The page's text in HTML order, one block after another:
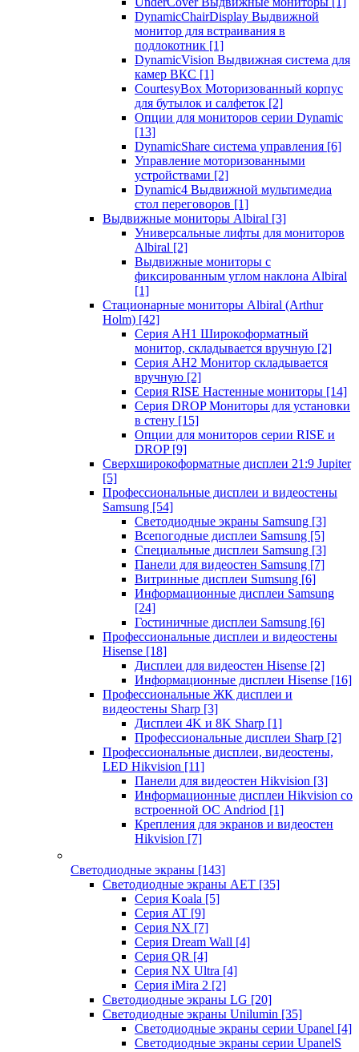
DynamicChairDisplay Выдвижной
монитор для встраивания в
подлокотник [1]
DynamicVision Выдвижная система для
камер ВКС [1]
CourtesyBox Моторизованный корпус
для бутылок и салфеток [2]
Опции для мониторов серии Dynamic
[13]
DynamicShare система управления [6]
Управление моторизованными
устройствами [2]
Dynamic4 Выдвижной мультимедиа
стол переговоров [1]
Выдвижные мониторы Albiral [3]
Универсальные лифты для мониторов
Albiral [2]
Выдвижные мониторы с
фиксированным углом наклона Albiral
[1]
Стационарные мониторы Albiral (Arthur
Holm) [42]
Серия AH1 Широкоформатный
монитор, складывается вручную [2]
Серия AH2 Монитор складывается
вручную [2]
Серия RISE Настенные мониторы [14]
Серия DROP Мониторы для установки
в стену [15]
Опции для мониторов серии RISE и
DROP [9]
Сверхширокоформатные дисплеи 21:9 Jupiter
[5]
Профессиональные дисплеи и видеостены
Samsung [54]
Светодиодные экраны Samsung [3]
Всепогодные дисплеи Samsung [5]
Специальные дисплеи Samsung [3]
Панели для видеостен Samsung [7]
Витринные дисплеи Sumsung [6]
Информационные дисплеи Samsung
[24]
Гостиничные дисплеи Samsung [6]
Профессиональные дисплеи и видеостены
Hisense [18]
Дисплеи для видеостен Hisense [2]
Информационные дисплеи Hisense [16]
Профессиональные ЖК дисплеи и
видеостены Sharp [3]
Дисплеи 4K и 8K Sharp [1]
Профессиональные дисплеи Sharp [2]
Профессиональные дисплеи, видеостены,
LED Hikvision [11]
Панели для видеостен Hikvision [3]
Информационные дисплеи Hikvision со
встроенной ОС Andriod [1]
Крепления для экранов и видеостен
Hikvision [7]
Светодиодные экраны [143]
Светодиодные экраны AET [35]
Cерия Koala [5]
Серия AT [9]
Серия NX [7]
Серия Dream Wall [4]
Серия QR [4]
Серия NX Ultra [4]
Серия iMira 2 [2]
Светодиодные экраны LG [20]
Светодиодные экраны Unilumin [35]
Светодиодные экраны серии Upanel [4]
Светодиодные экраны серии UpanelS